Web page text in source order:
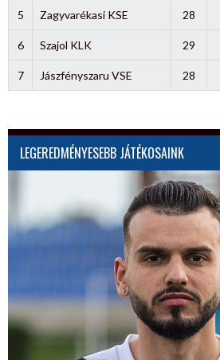
5 Zagyvarékasi KSE 28
6 Szajol KLK 29
7 Jászfényszaru VSE 28
LEGEREDMÉNYESEBB JÁTÉKOSAINK